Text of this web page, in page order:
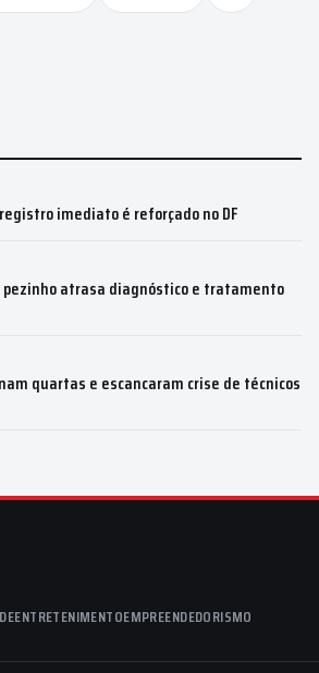
imediato é reforçado no DF
atrasa diagnóstico e tratamento
quartas e escancaram crise de técnicos
ENTRETENIMENTOEMPREENDEDORISMO